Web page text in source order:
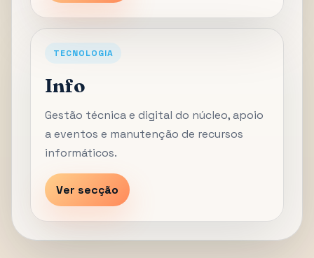
TECNOLOGIA
Info
Gestão técnica e digital do núcleo, apoio
a eventos e manutenção de recursos
informáticos.
Ver secção